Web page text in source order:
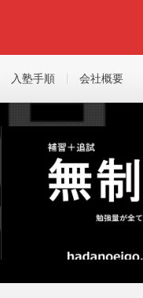
入塾手順 会社概要